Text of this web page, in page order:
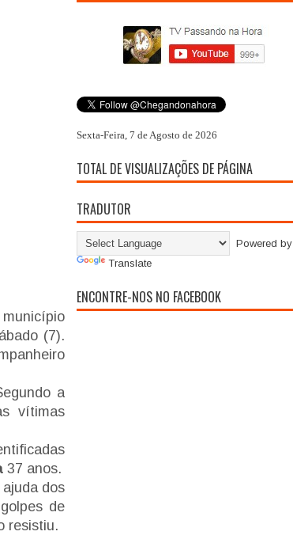
(7).
a
vítimas
37 anos.
dos
de
resistiu.
Sexta-Feira, 7 de Agosto de 2026
TOTAL DE VISUALIZAÇÕES DE PÁGINA
TRADUTOR
Powered by
Translate
ENCONTRE-NOS NO FACEBOOK